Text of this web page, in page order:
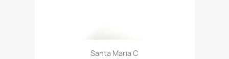
Santa Maria C